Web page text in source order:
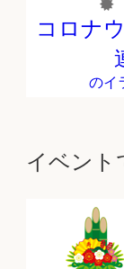
コロナ
のイ
イベント